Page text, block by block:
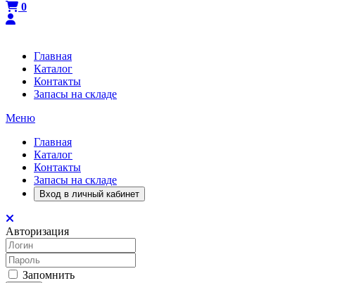
0
Главная
Каталог
Контакты
Запасы на складе
Меню
Главная
Каталог
Контакты
Запасы на складе
Вход в личный кабинет
Авторизация
Запомнить